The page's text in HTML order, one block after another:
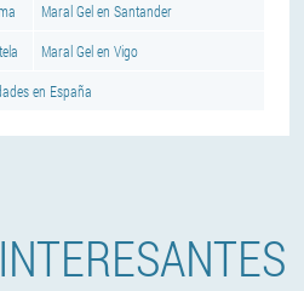
Maral Gel en Santander
Maral Gel en Vigo
en España